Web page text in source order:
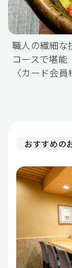
職人の繊細な
コースで堪能
〈カード会
おすすめの